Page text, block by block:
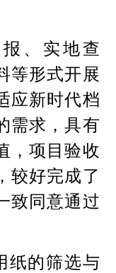
、实地查
等形式开展
应新时代档
需求，具有
，项目验收
较好完成了
致同意通过
纸的筛选与